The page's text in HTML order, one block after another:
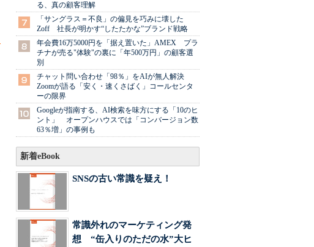
る、真の顧客理解
「サングラス＝不良」の偏見を巧みに壊した
Zoff 社長が明かす“したたかな”ブランド戦略
年会費16万5000円を「据え置いた」AMEX プラ
チナが売る"体験"の裏に「年500万円」の顧客選
別
チャット問い合わせ「98％」をAIが無人解決
Zoomが語る「安く・速くさばく」コールセンタ
ーの限界
Googleが指南する、AI検索を味方にする「10のヒ
ント」 オープンハウスでは「コンバージョン数
63％増」の事例も
新着eBook
SNSの古い常識を疑え！
常識外れのマーケティング発
想 “缶入りのただの水”大ヒ